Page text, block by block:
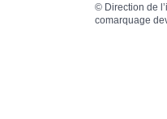
© Direction de
comarquage